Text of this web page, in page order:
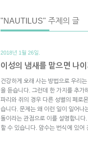
"NAUTILUS" 주제의 글
2018년 1월 26일.
이성의 냄새를 맡으면 나
건강하게 오래 사는 방법으로 우리
을 듣습니다. 그런데 한 가지를 추가
파리와 쥐의 경우 다른 성별의 페로
습니다. 문제는 왜 이런 일이 일어나
돌이라는 관점으로 이를 설명합니
할 수 있습니다. 암수는 번식에 있어